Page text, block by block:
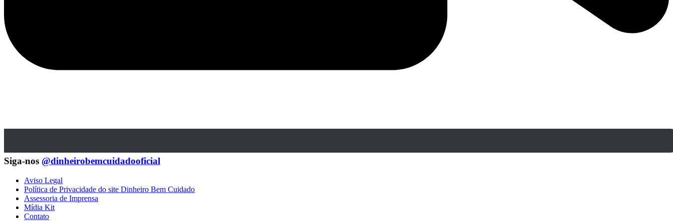
Siga-nos @dinheirobemcuidadooficial
Aviso Legal
Política de Privacidade do site Dinheiro Bem Cuidado
Assessoria de Imprensa
Mídia Kit
Contato